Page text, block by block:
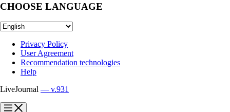
CHOOSE LANGUAGE
Privacy Policy
User Agreement
Recommendation technologies
Help
LiveJournal — v.931
?
?